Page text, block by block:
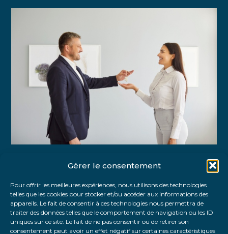
Gérer le consentement
Pour offrir les meilleures expériences, nous utilisons des technologies
telles que les cookies pour stocker et/ou accéder aux informations des
appareils. Le fait de consentir à ces technologies nous permettra de
traiter des données telles que le comportement de navigation ou les ID
uniques sur ce site. Le fait de ne pas consentir ou de retirer son
consentement peut avoir un effet négatif sur certaines caractéristiques
FaceBook
TwitterLinkedIn